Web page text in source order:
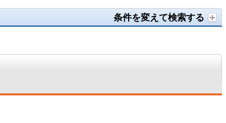
条件を変えて検索する